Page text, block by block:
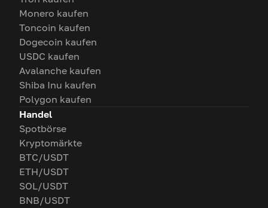
Monero kaufen
Toncoin kaufen
Dogecoin kaufen
USDC kaufen
Avalanche kaufen
Shiba Inu kaufen
Polygon kaufen
Handel
Spotbörse
Kryptomärkte
BTC/USDT
ETH/USDT
SOL/USDT
BNB/USDT